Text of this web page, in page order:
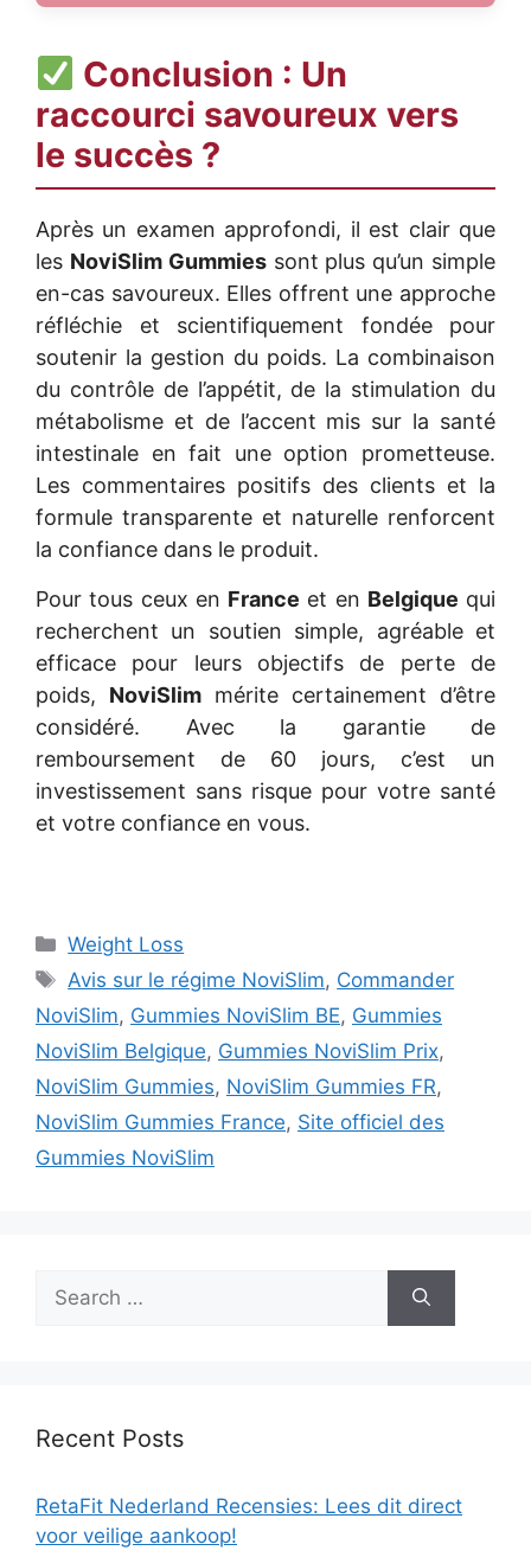
Conclusion : Un
raccourci savoureux vers
le succès ?
Après un examen approfondi, il est clair que
les NoviSlim Gummiessont plus qu’un simple
en-cas savoureux. Elles offrent une approche
réfléchie et scientifiquement fondée pour
soutenir la gestion du poids. La combinaison
du contrôle de l’appétit, de la stimulation du
métabolisme et de l’accent mis sur la santé
intestinale en fait une option prometteuse.
Les commentaires positifs des clients et la
formule transparente et naturelle renforcent
la confiance dans le produit.
Pour tous ceux en France et en Belgique qui
recherchent un soutien simple, agréable et
efficace pour leurs objectifs de perte de
poids, NoviSlim mérite certainement d’être
considéré. Avec la garantie de
remboursement de 60 jours, c’est un
investissement sans risque pour votre santé
et votre confiance en vous.
Categories
Weight Loss
Tags
Avis sur le régime NoviSlim, Commander
NoviSlim, Gummies NoviSlim BE, Gummies
NoviSlim Belgique, Gummies NoviSlim Prix,
NoviSlim Gummies, NoviSlim Gummies FR,
NoviSlim Gummies France, Site officiel des
Gummies NoviSlim
Search
for:
Recent Posts
RetaFit Nederland Recensies: Lees dit direct
voor veilige aankoop!